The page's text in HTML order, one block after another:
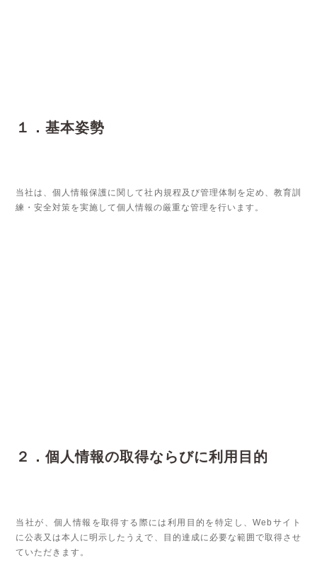
１．基本姿勢
当社は、個人情報保護に関して社内規程及び管理体制を定め、教育訓
練・安全対策を実施して個人情報の厳重な管理を行います。
２．個人情報の取得ならびに利用目的
当社が、個人情報を取得する際には利用目的を特定し、Webサイト
に公表又は本人に明示したうえで、目的達成に必要な範囲で取得させ
ていただきます。